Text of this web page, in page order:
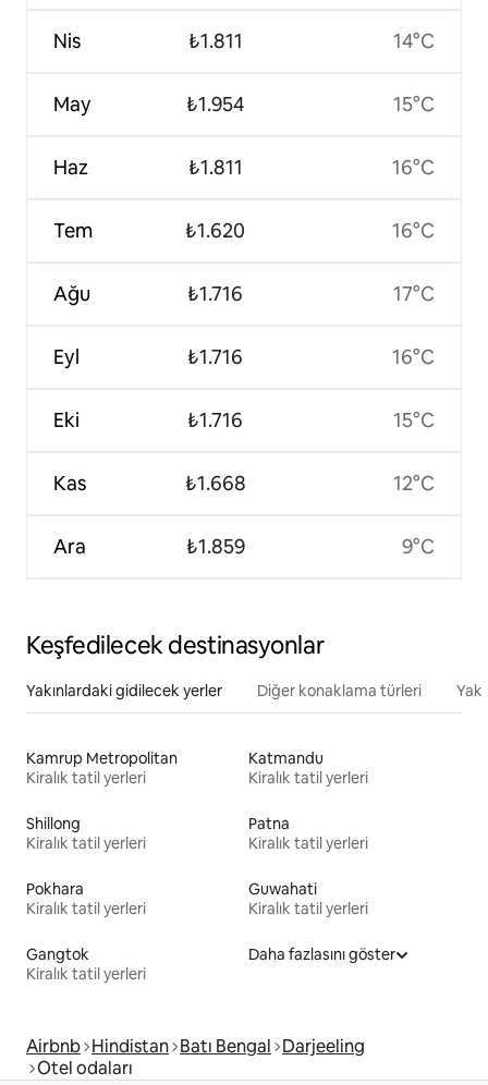
Nis
May
Haz
Tem
Ağu
Eyl
Eki
Kas
Ara
₺1.811
₺1.954
₺1.811
₺1.620
₺1.716
₺1.716
₺1.716
₺1.668
₺1.859
14°C
15°C
16°C
16°C
17°C
16°C
15°C
12°C
9°C
Keşfedilecek destinasyonlar
Yakınlardaki gidilecek yerler Diğer konaklama türleri
Kamrup Metropolitan
Kiralık tatil yerleri
Katmandu
Kiralık tatil yerleri
Shillong
Kiralık tatil yerleri
Patna
Kiralık tatil yerleri
Pokhara
Kiralık tatil yerleri
Guwahati
Kiralık tatil yerleri
Gangtok
Kiralık tatil yerleri
Daha fazlasını göster
Airbnb Hindistan Batı Bengal Darjeeling
Otel odaları